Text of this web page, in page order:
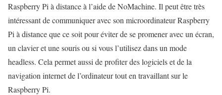
Raspberry Pi à distance à l’aide de NoMachine. Il peut être très
intéressant de communiquer avec son microordinateur Raspberry
Pi à distance que ce soit pour éviter de se promener avec un écran,
un clavier et une souris ou si vous l’utilisez dans un mode
headless. Cela permet aussi de profiter des logiciels et de la
navigation internet de l’ordinateur tout en travaillant sur le
Raspberry Pi.